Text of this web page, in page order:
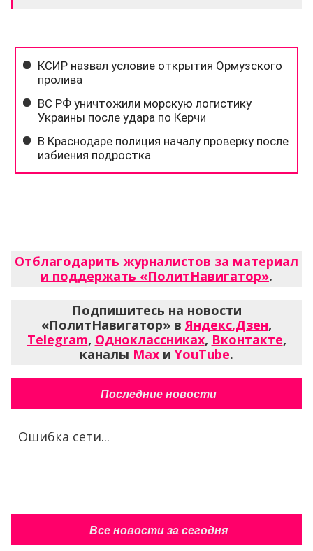
Отблагодарить журналистов за материал
и поддержать «ПолитНавигатор».
Подпишитесь на новости
«ПолитНавигатор» вЯндекс.Дзен,
Telegram, Одноклассниках, Вконтакте,
каналы Max и YouTube.
Последние новости
Ошибка сети...
Все новости за сегодня